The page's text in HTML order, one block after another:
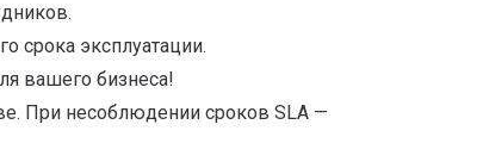
срока эксплуатации.
вашего бизнеса!
При несоблюдении сроков SLA —